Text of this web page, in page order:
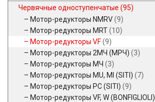
Червячные одноступенчатые (95)
Мотор-редукторы NMRV(9)
Мотор-редукторы MRT(10)
Мотор-редукторы VF(9)
Мотор-редукторы 2МЧ (МРЧ) (3)
Мотор-редукторы МЧ (3)
Мотор-редукторы MU, MI (SITI) (7)
Мотор-редукторы PC (SITI) (9)
Мотор-редукторы VF, W (BONFIGLIOLI)